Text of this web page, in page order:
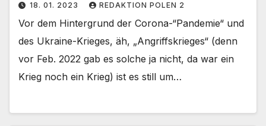
18. 01. 2023 REDAKTION POLEN 2
Vor dem Hintergrund der Corona-“Pandemie“ und
des Ukraine-Krieges, äh, „Angriffskrieges“ (denn
vor Feb. 2022 gab es solche ja nicht, da war ein
Krieg noch ein Krieg) ist es still um…